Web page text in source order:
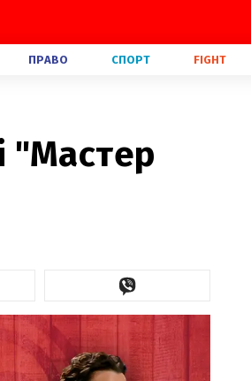
ПРАВО СПОРТ FIGHT
"Мастер